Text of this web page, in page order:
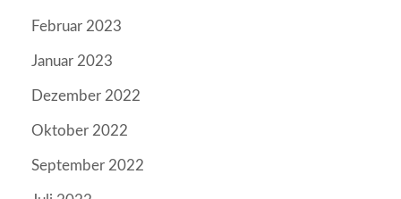
Februar 2023
Januar 2023
Dezember 2022
Oktober 2022
September 2022